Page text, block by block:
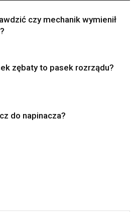
czy mechanik wymienił
zębaty to pasek rozrządu?
do napinacza?